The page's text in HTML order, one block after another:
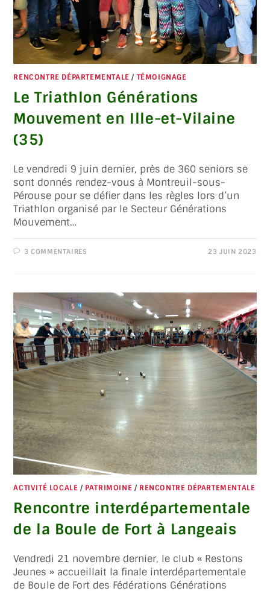
RENCONTRE DÉPARTEMENTALE / TÉMOIGNAGE
Le Triathlon Générations
Mouvement en Ille-et-Vilaine
(35)
Le vendredi 9 juin dernier, près de 360 seniors se
sont donnés rendez-vous à Montreuil-sous-
Pérouse pour se défier dans les règles lors d’un
Triathlon organisé par le Secteur Générations
Mouvement…
3 COMMENTAIRES 23 JUIN 2023
ACTIVITÉ LOCALE / PATRIMOINE / RENCONTRE DÉPARTEMENTALE
Rencontre interdépartementale
de la Boule de Fort à Langeais
Vendredi 21 novembre dernier, le club « Restons
Jeunes » accueillait la finale interdépartementale
de Boule de Fort des Fédérations Générations